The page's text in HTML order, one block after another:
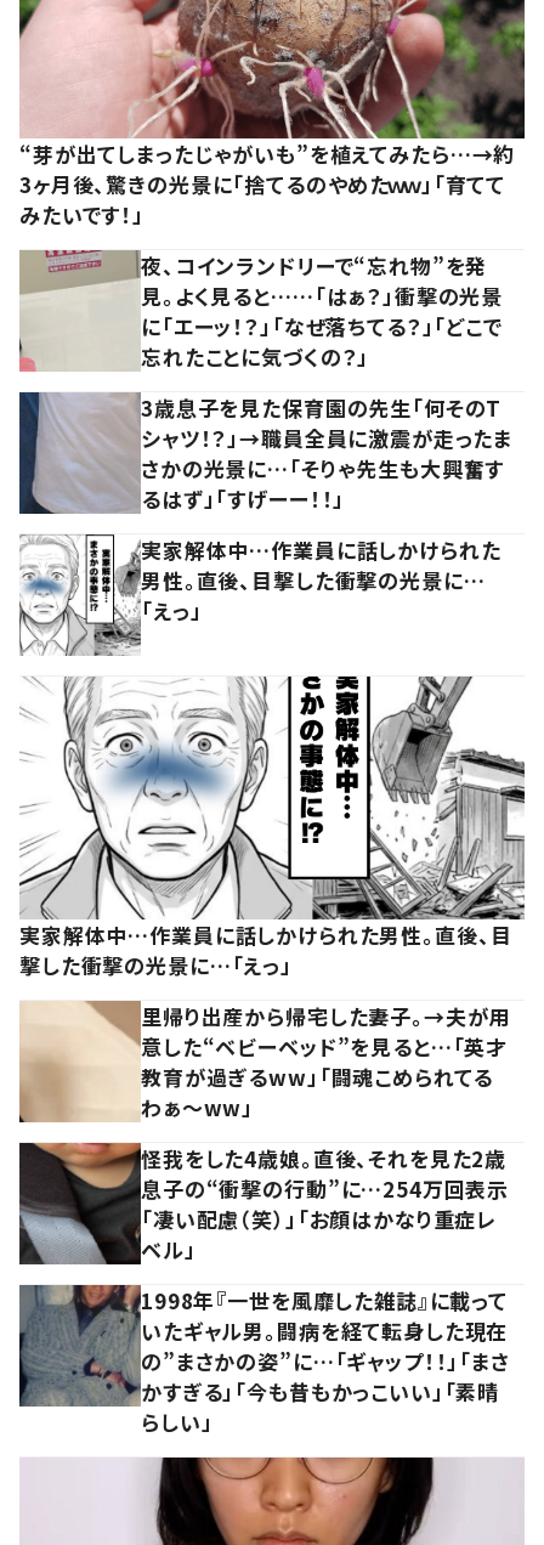
“芽が出てしまったじゃがいも”を植えてみたら…→約
3ヶ月後、驚きの光景に「捨てるのやめたｗｗ」「育てて
みたいです！」
夜、コインランドリーで“忘れ物”を発
見。よく見ると……「はぁ？」衝撃の光景
に「エーッ！？」「なぜ落ちてる？」「どこで
忘れたことに気づくの？」
3歳息子を見た保育園の先生「何そのT
シャツ！？」→職員全員に激震が走ったま
さかの光景に…「そりゃ先生も大興奮す
るはず」「すげーー！！」
実家解体中…作業員に話しかけられた
男性。直後、目撃した衝撃の光景に…
「えっ」
実家解体中…作業員に話しかけられた男性。直後、目
撃した衝撃の光景に…「えっ」
里帰り出産から帰宅した妻子。→夫が用
意した“ベビーベッド”を見ると…「英才
教育が過ぎるww」「闘魂こめられてる
わぁ～ww」
怪我をした4歳娘。直後、それを見た2歳
息子の“衝撃の行動”に…254万回表示
「凄い配慮（笑）」「お顔はかなり重症レ
ベル」
1998年『一世を風靡した雑誌』に載って
いたギャル男。闘病を経て転身した現在
の”まさかの姿”に…「ギャップ！！」「まさ
かすぎる」「今も昔もかっこいい」「素晴
らしい」